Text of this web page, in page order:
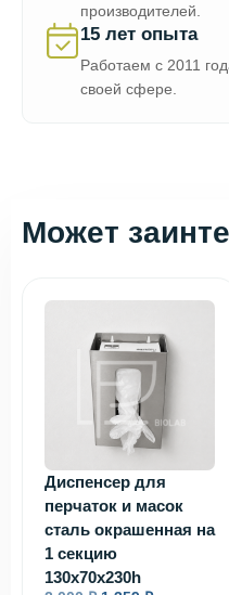
производителей.
15 лет опыта
Работаем с 2011
своей сфере.
Может
Диспенсер для
перчаток и масок
сталь окрашенная на
1 секцию
130х70х230h